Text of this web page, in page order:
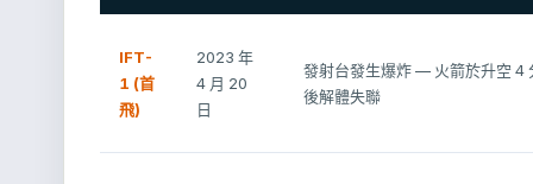
IFT-
1 (首
飛)
2023 年
4 月 20
日
發射台發生爆炸 — 火箭於升空 4
後解體失聯